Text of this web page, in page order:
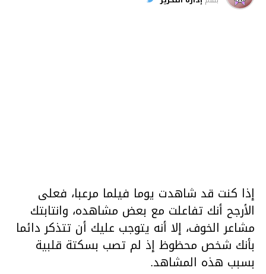
إذا كنت قد شاهدت يوما فيلما مرعبا، فعلى
الأرجح أنك تفاعلت مع بعض مشاهده، وانتابتك
مشاعر الخوف، إلا أنه يتوجب عليك أن تتذكر دائما
بأنك شخص محظوظ إذ لم تصب بسكتة قلبية
بسبب هذه المشاهد.